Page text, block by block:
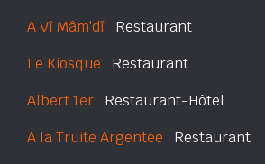
A Vî Mâm'dî Restaurant
Le Kiosque Restaurant
Albert 1er Restaurant-Hôtel
A la Truite Argentée Restaurant